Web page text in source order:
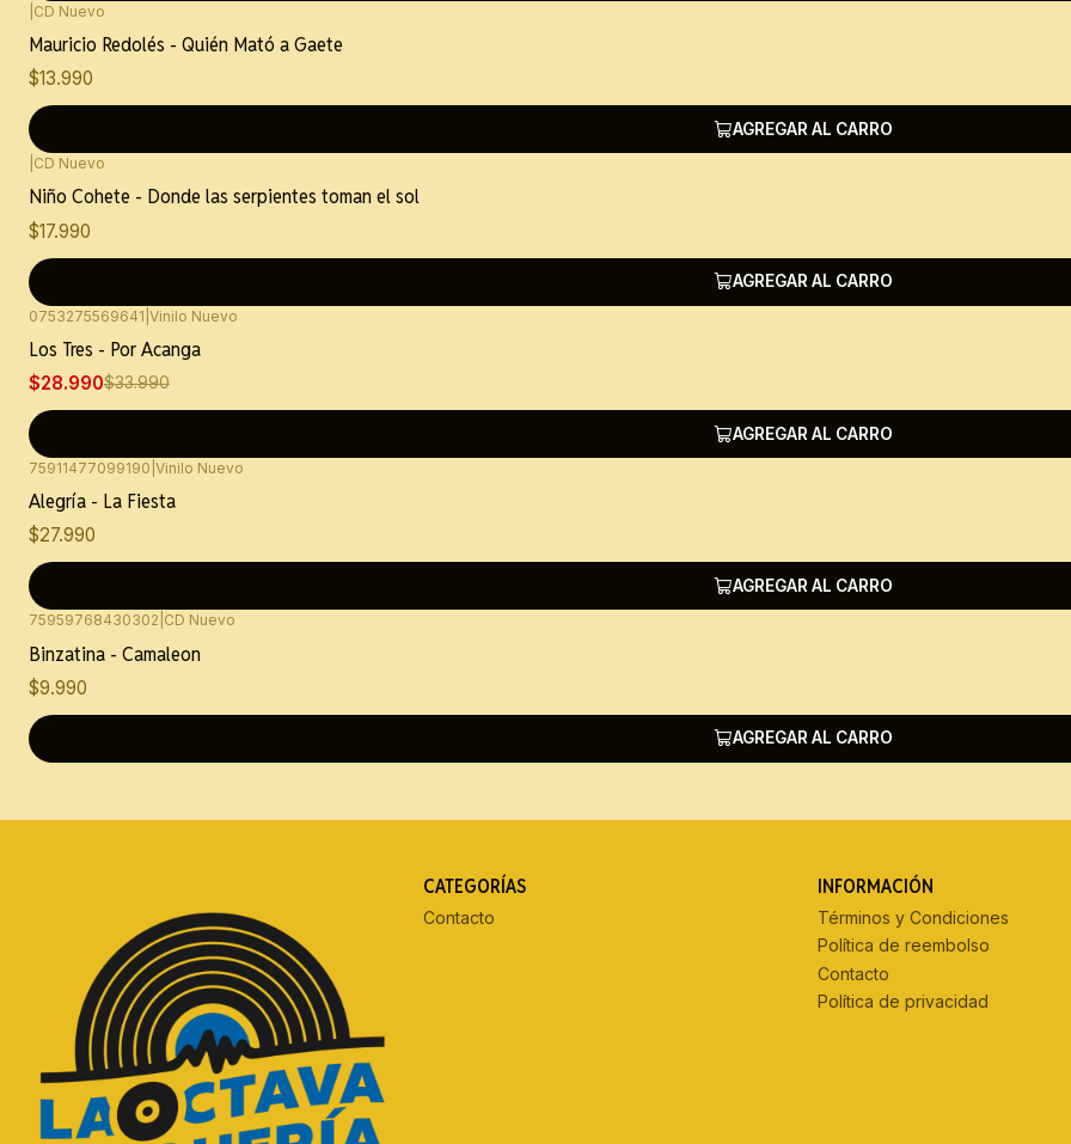
CD Nuevo
Mauricio Redolés - Quién Mató a Gaete
$13.990
AGREGAR AL CARRO
CD Nuevo
Niño Cohete - Donde las serpientes toman el sol
$17.990
AGREGAR AL CARRO
-15% OFF
0753275569641 Vinilo Nuevo
Los Tres - Por Acanga
$28.990$33.990
AGREGAR AL CARRO
75911477099190 Vinilo Nuevo
Alegría - La Fiesta
$27.990
AGREGAR AL CARRO
75959768430302 CD Nuevo
Binzatina - Camaleon
$9.990
AGREGAR AL CARRO
CATEGORÍAS
Contacto
INFORMACIÓN
Términos y Condiciones
Política de reembolso
Contacto
Política de privacidad